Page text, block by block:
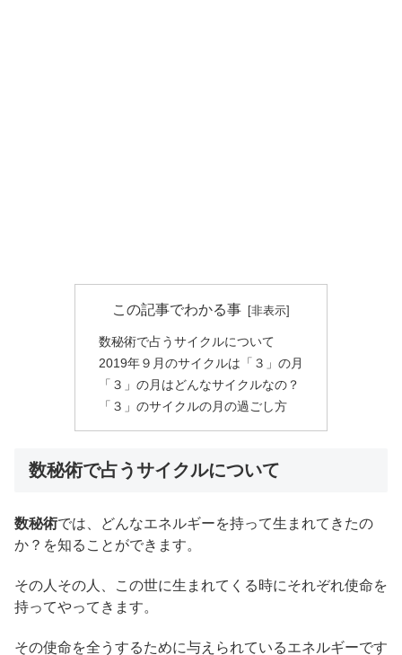
この記事でわかる事
数秘術で占うサイクルについて
2019年９月のサイクルは「３」の月
「３」の月はどんなサイクルなの？
「３」のサイクルの月の過ごし方
数秘術で占うサイクルについて
数秘術では、どんなエネルギーを持って生まれてきたの
か？を知ることができます。
その人その人、この世に生まれてくる時にそれぞれ使命を
持ってやってきます。
その使命を全うするために与えられているエネルギーです